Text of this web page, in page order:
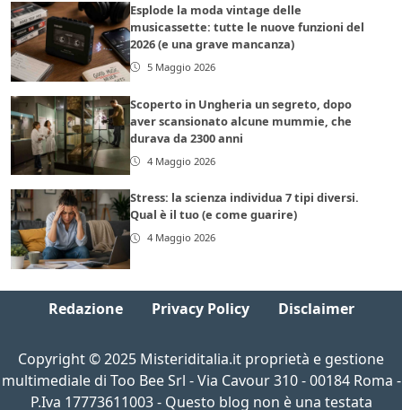
Esplode la moda vintage delle
musicassette: tutte le nuove funzioni del
2026 (e una grave mancanza)
5 Maggio 2026
Scoperto in Ungheria un segreto, dopo
aver scansionato alcune mummie, che
durava da 2300 anni
4 Maggio 2026
Stress: la scienza individua 7 tipi diversi.
Qual è il tuo (e come guarire)
4 Maggio 2026
Redazione Privacy Policy Disclaimer
Copyright © 2025 Misteriditalia.it proprietà e gestione
multimediale di Too Bee Srl - Via Cavour 310 - 00184 Roma -
P.Iva 17773611003 - Questo blog non è una testata